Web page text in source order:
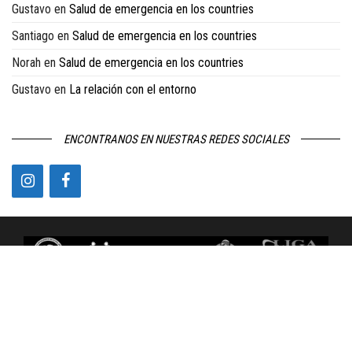
Gustavo en Salud de emergencia en los countries
Santiago en Salud de emergencia en los countries
Norah en Salud de emergencia en los countries
Gustavo en La relación con el entorno
ENCONTRANOS EN NUESTRAS REDES SOCIALES